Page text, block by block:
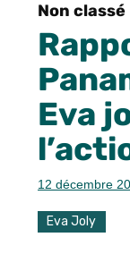
Non classé
Eva
12 décembre
Eva Joly